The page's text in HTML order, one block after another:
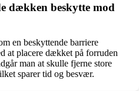
dækken beskytte mod
en beskyttende barriere
at placere dækket på forruden
man at skulle fjerne store
sparer tid og besvær.